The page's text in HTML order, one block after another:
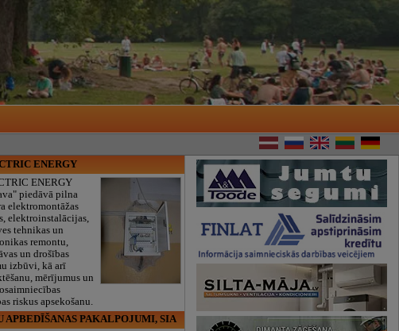
ENERGY
ENERGY
piedāvā pilna
elektromontāžas
elektroinstalācijas,
tehnikas un
remontu,
un drošības
izbūvi, kā arī
mērījumus un
riskus apsekošanu.
APBEDĪŠANAS PAKALPOJUMI, SIA